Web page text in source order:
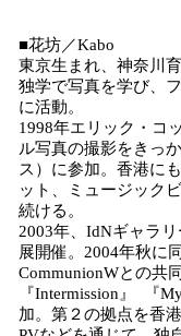
■花坊／Kabo
東京生まれ、神奈川育
独学で写真を学び、
に活動。
1998年エリック・コ
ル写真の撮影をきっ
ス）に参加。香港に
ット、ミュージック
続ける。
2003年、IdNギャラリ
展開催。2004年秋に
CommunionWとの共
『Intermission』 『
加。第２の拠点を香